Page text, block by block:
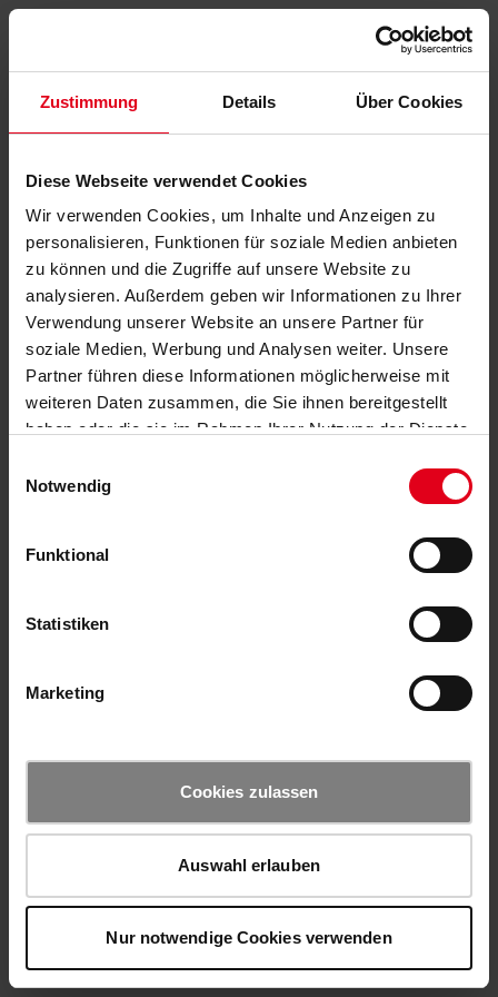
Zustimmung Details Über Cookies
Diese Webseite verwendet Cookies
Wir verwenden Cookies, um Inhalte und Anzeigen zu
personalisieren, Funktionen für soziale Medien anbieten
zu können und die Zugriffe auf unsere Website zu
analysieren. Außerdem geben wir Informationen zu Ihrer
Verwendung unserer Website an unsere Partner für
soziale Medien, Werbung und Analysen weiter. Unsere
Partner führen diese Informationen möglicherweise mit
weiteren Daten zusammen, die Sie ihnen bereitgestellt
haben oder die sie im Rahmen Ihrer Nutzung der Dienste
Notwendig
Funktional
Statistiken
Marketing
Cookies zulassen
Auswahl erlauben
Nur notwendige Cookies verwenden